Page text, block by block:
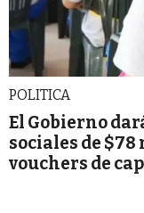
POLITICA
El Gobierno
sociales de
vouchers de